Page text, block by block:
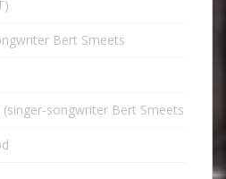
Bert Smeets
songwriter Bert Smeets